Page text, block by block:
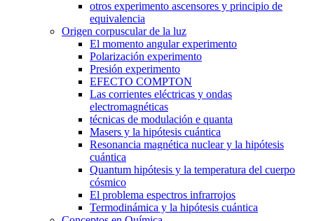
otros experimento ascensores y principio de
equivalencia
Origen corpuscular de la luz
El momento angular experimento
Polarización experimento
Presión experimento
EFECTO COMPTON
Las corrientes eléctricas y ondas
electromagnéticas
técnicas de modulación e quanta
Masers y la hipótesis cuántica
Resonancia magnética nuclear y la hipótesis
cuántica
Quantum hipótesis y la temperatura del cuerpo
cósmico
El problema espectros infrarrojos
Termodinámica y la hipótesis cuántica